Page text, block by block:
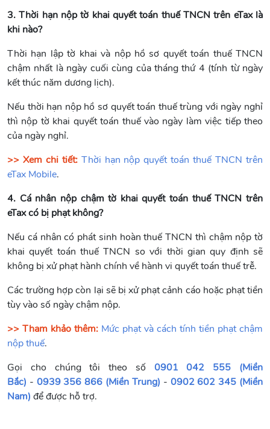
3. Thời hạn nộp tờ khai quyết toán thuế TNCN trên eTax là
khi nào?
Thời hạn lập tờ khai và nộp hồ sơ quyết toán thuế TNCN
chậm nhất là ngày cuối cùng của tháng thứ 4 (tính từ ngày
kết thúc năm dương lịch).
Nếu thời hạn nộp hồ sơ quyết toán thuế trùng với ngày nghỉ
thì nộp tờ khai quyết toán thuế vào ngày làm việc tiếp theo
của ngày nghỉ.
>> Xem chi tiết: Thời hạn nộp quyết toán thuế TNCN trên
eTax Mobile.
4. Cá nhân nộp chậm tờ khai quyết toán thuế TNCN trên
eTax có bị phạt không?
Nếu cá nhân có phát sinh hoàn thuế TNCN thì chậm nộp tờ
khai quyết toán thuế TNCN so với thời gian quy định sẽ
không bị xử phạt hành chính về hành vi quyết toán thuế trễ.
Các trường hợp còn lại sẽ bị xử phạt cảnh cáo hoặc phạt tiền
tùy vào số ngày chậm nộp.
>> Tham khảo thêm: Mức phạt và cách tính tiền phạt chậm
nộp thuế.
Gọi cho chúng tôi theo số 0901 042 555 (Miền
Bắc) - 0939 356 866 (Miền Trung) - 0902 602 345 (Miền
Nam) để được hỗ trợ.